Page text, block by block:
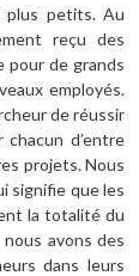
plus petits. Au
reçu des
pour de grands
employés.
de réussir
d’entre
projets. Nous
signifie que les
la totalité du
avons des
dans leurs